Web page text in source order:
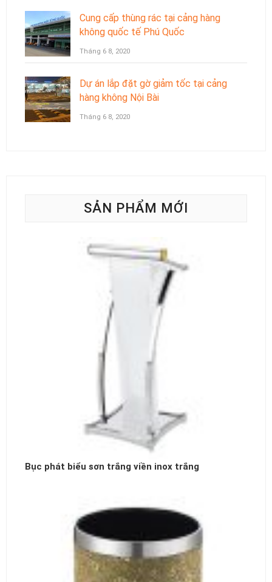
Cung cấp thùng rác tại cảng hàng
không quốc tế Phú Quốc
Tháng 6 8, 2020
Dự án lắp đặt gờ giảm tốc tại cảng
hàng không Nội Bài
Tháng 6 8, 2020
SẢN PHẨM MỚI
Bục phát biểu sơn trắng viền inox trắng